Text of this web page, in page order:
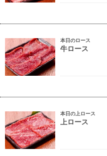
本日のロース
牛ロース
本日の上ロース
上ロース